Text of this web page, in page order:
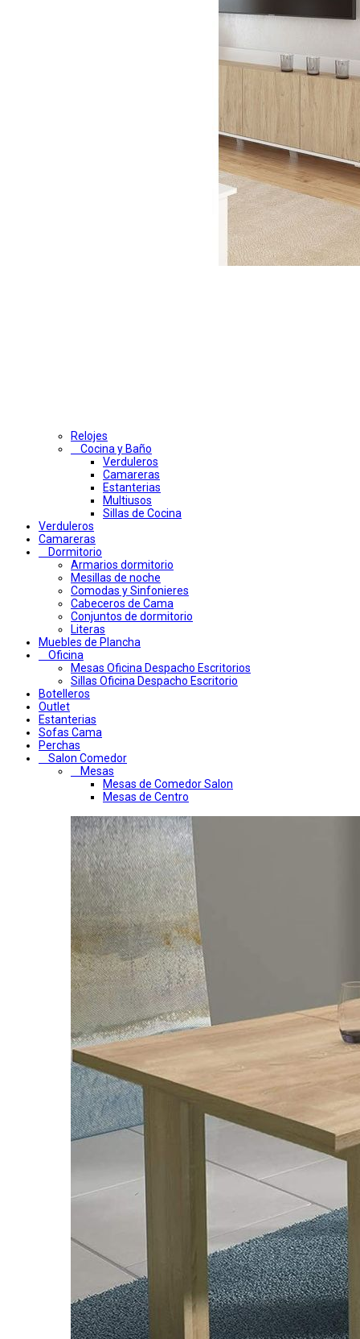
Relojes
Cocina y Baño
Verduleros
Camareras
Estanterias
Multiusos
Sillas de Cocina
Verduleros
Camareras
Dormitorio
Armarios dormitorio
Mesillas de noche
Comodas y Sinfonieres
Cabeceros de Cama
Conjuntos de dormitorio
Literas
Muebles de Plancha
Oficina
Mesas Oficina Despacho Escritorios
Sillas Oficina Despacho Escritorio
Botelleros
Outlet
Estanterias
Sofas Cama
Perchas
Salon Comedor
Mesas
Mesas de Comedor Salon
Mesas de Centro